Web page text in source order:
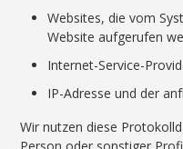
Websites, die vom
Website aufgerufen
Internet-Service-
IP-Adresse und der
Wir nutzen diese